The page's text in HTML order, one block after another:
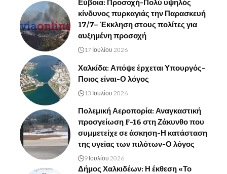
Εύβοια: Προσοχή-Πολύ υψηλός
κίνδυνος πυρκαγιάς την Παρασκευή
17/7– Έκκληση στους πολίτες για
αυξημένη προσοχή
17 Ιουλίου 2026
Χαλκίδα: Απόψε έρχεται Υπουργός-
Ποιος είναι-Ο λόγος
13 Ιουλίου 2026
Πολεμική Αεροπορία: Αναγκαστική
προσγείωση F-16 στη Ζάκυνθο που
συμμετείχε σε άσκηση-Η κατάσταση
της υγείας των πιλότων-Ο λόγος
9 Ιουλίου 2026
Δήμος Χαλκιδέων: Η έκθεση «Το